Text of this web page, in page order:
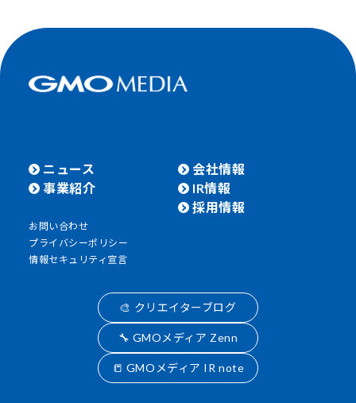
ニュース
事業紹介
会社情報
IR情報
採用情報
お問い合わせ
プライバシーポリシー
情報セキュリティ宣言
🎨 クリエイターブログ
🔧 GMOメディア Zenn
📒 GMOメディア IR note